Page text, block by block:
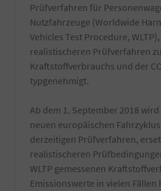
Prüfverfahren für
Nutzfahrzeuge (Worldwide
Vehicles Test Procedure,
realistischeren Prüfverfahren
Kraftstoffverbrauchs und der
typgenehmigt.
Ab dem 1. September 2018 wird
neuen europäischen Fahrzyklus
derzeitigen Prüfverfahren,
realistischeren
WLTP gemessenen
Emissionswerte in vielen Fällen